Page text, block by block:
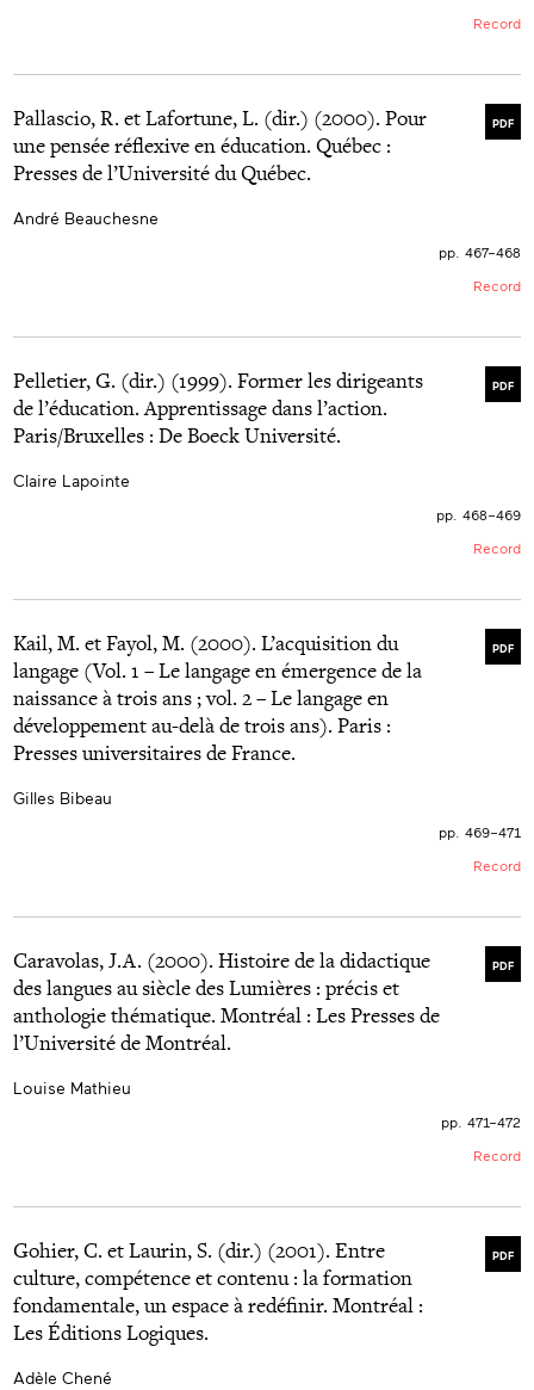
Record
PDF
Pallascio, R. et Lafortune, L. (dir.) (2000). Pour
une pensée réflexive en éducation. Québec :
Presses de l’Université du Québec.
André Beauchesne
pp. 467–468
Record
PDF
Pelletier, G. (dir.) (1999). Former les dirigeants
de l’éducation. Apprentissage dans l’action.
Paris/Bruxelles : De Boeck Université.
Claire Lapointe
pp. 468–469
Record
PDF
Kail, M. et Fayol, M. (2000). L’acquisition du
langage (Vol. 1 – Le langage en émergence de la
naissance à trois ans ; vol. 2 – Le langage en
développement au-delà de trois ans). Paris :
Presses universitaires de France.
Gilles Bibeau
pp. 469–471
Record
PDF
Caravolas, J.A. (2000). Histoire de la didactique
des langues au siècle des Lumières : précis et
anthologie thématique. Montréal : Les Presses de
l’Université de Montréal.
Louise Mathieu
pp. 471–472
Record
PDF
Gohier, C. et Laurin, S. (dir.) (2001). Entre
culture, compétence et contenu : la formation
fondamentale, un espace à redéfinir. Montréal :
Les Éditions Logiques.
Adèle Chené